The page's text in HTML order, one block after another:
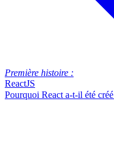
Première histoire :
ReactJS
Pourquoi React a-t-il été